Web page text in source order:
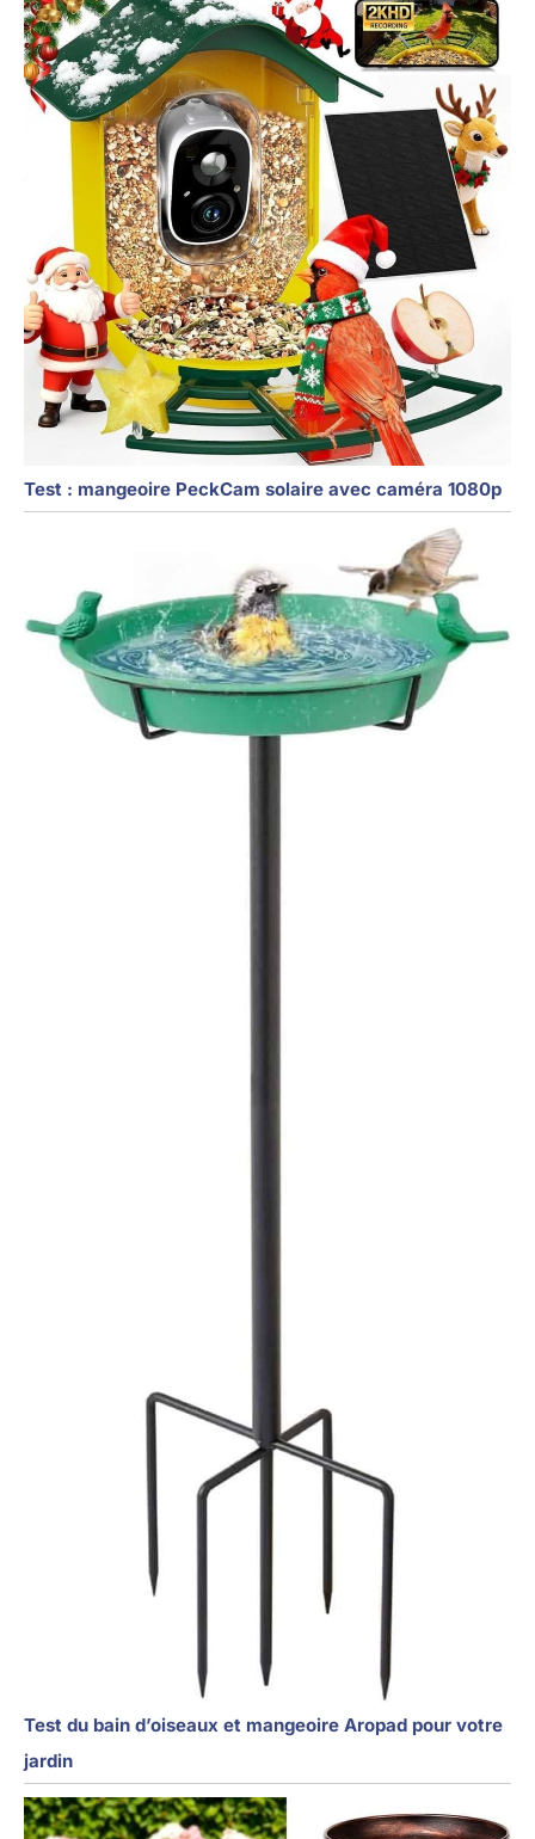
Test : mangeoire PeckCam solaire avec caméra 1080p
Test du bain d’oiseaux et mangeoire Aropad pour votre
jardin